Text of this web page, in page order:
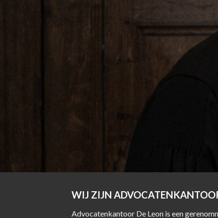
WIJ ZIJN
Advocatenkantoor De Leon is een